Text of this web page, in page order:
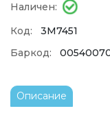
Наличен:
Код:
3M7451
Баркод:
Описание